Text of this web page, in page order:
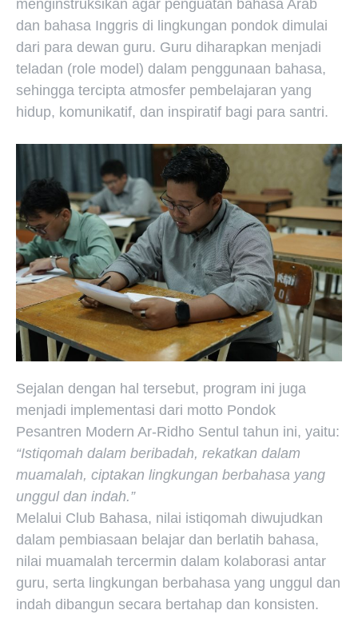
menginstruksikan agar penguatan bahasa Arab
dan bahasa Inggris di lingkungan pondok dimulai
dari para dewan guru. Guru diharapkan menjadi
teladan (role model) dalam penggunaan bahasa,
sehingga tercipta atmosfer pembelajaran yang
hidup, komunikatif, dan inspiratif bagi para santri.
Sejalan dengan hal tersebut, program ini juga
menjadi implementasi dari motto Pondok
Pesantren Modern Ar-Ridho Sentul tahun ini, yaitu:
“Istiqomah dalam beribadah, rekatkan dalam
muamalah, ciptakan lingkungan berbahasa yang
unggul dan indah.”
Melalui Club Bahasa, nilai istiqomah diwujudkan
dalam pembiasaan belajar dan berlatih bahasa,
nilai muamalah tercermin dalam kolaborasi antar
guru, serta lingkungan berbahasa yang unggul dan
indah dibangun secara bertahap dan konsisten.